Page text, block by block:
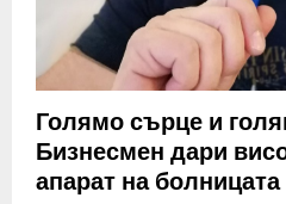
N
Голямо сърце и
Бизнесмен дари
апарат на